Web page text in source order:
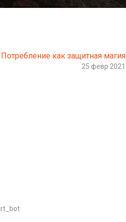
Потребление как защитная магия
25 февр 2021